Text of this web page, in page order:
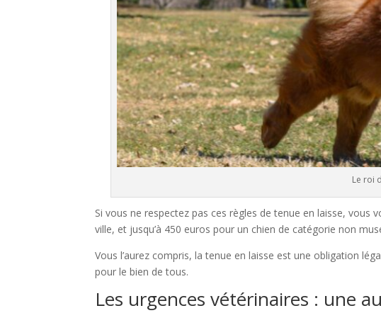
Le roi
Si vous ne respectez pas ces règles de tenue en laisse, vous
ville, et jusqu’à 450 euros pour un chien de catégorie non
Vous l’aurez compris, la tenue en laisse est une obligation
pour le bien de tous.
Les urgences vétérinaires : une